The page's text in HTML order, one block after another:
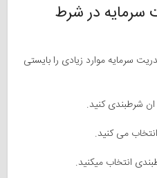
سرمایه در شرط
سرمایه موارد زیادی را بایستی